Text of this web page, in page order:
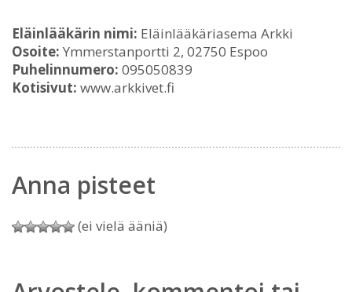
Eläinlääkärin nimi: Eläinlääkäriasema Arkki
Osoite: Ymmerstanportti 2, 02750 Espoo
Puhelinnumero: 095050839
Kotisivut: www.arkkivet.fi
Anna pisteet
(ei vielä ääniä)